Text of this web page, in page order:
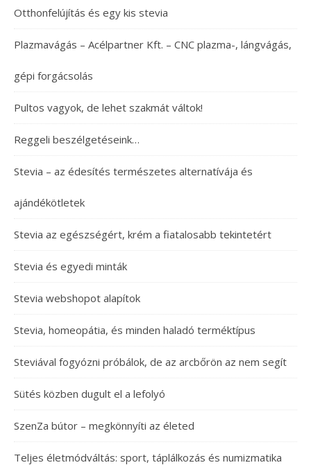
Otthonfelújítás és egy kis stevia
Plazmavágás – Acélpartner Kft. – CNC plazma-, lángvágás,
gépi forgácsolás
Pultos vagyok, de lehet szakmát váltok!
Reggeli beszélgetéseink…
Stevia – az édesítés természetes alternatívája és
ajándékötletek
Stevia az egészségért, krém a fiatalosabb tekintetért
Stevia és egyedi minták
Stevia webshopot alapítok
Stevia, homeopátia, és minden haladó terméktípus
Steviával fogyózni próbálok, de az arcbőrön az nem segít
Sütés közben dugult el a lefolyó
SzenZa bútor – megkönnyíti az életed
Teljes életmódváltás: sport, táplálkozás és numizmatika